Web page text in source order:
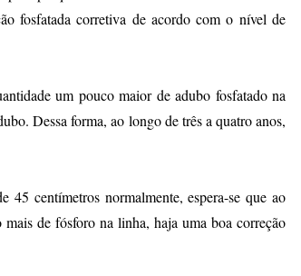
fosfatada corretiva de acordo com o nível de
um pouco maior de adubo fosfatado na
Dessa forma, ao longo de três a quatro anos,
45 centímetros normalmente, espera-se que ao
de fósforo na linha, haja uma boa correção